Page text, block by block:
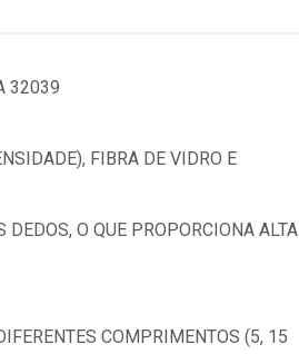
32039
FIBRA DE VIDRO E
O QUE PROPORCIONA ALTA
COMPRIMENTOS (5, 15